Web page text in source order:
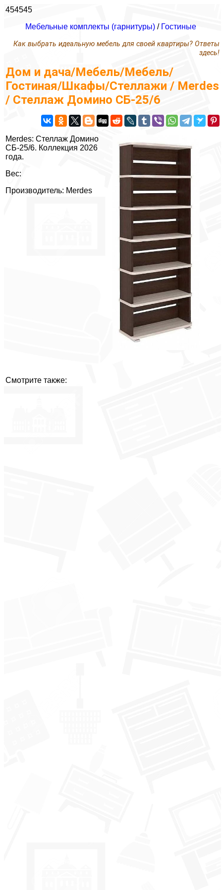
454545
Мебельные комплекты (гарнитуры) / Гостиные
Как выбрать идеальную мебель для своей квартиры? Ответы
здесь!
Дом и дача/Мебель/Мебель/
Гостиная/Шкафы/Стеллажи / Merdes
/ Стеллаж Домино СБ-25/6
Merdes: Стеллаж Домино
СБ-25/6. Коллекция 2026
года.
Вес:
Производитель: Merdes
Смотрите также: